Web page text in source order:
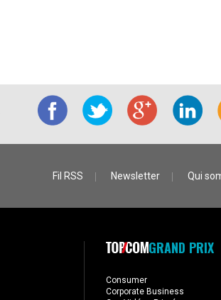
Fil RSS Newsletter Qui
GRAND PRIX
Consumer
Corporate Business